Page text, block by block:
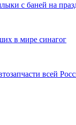
с баней на
в мире синагог
всей